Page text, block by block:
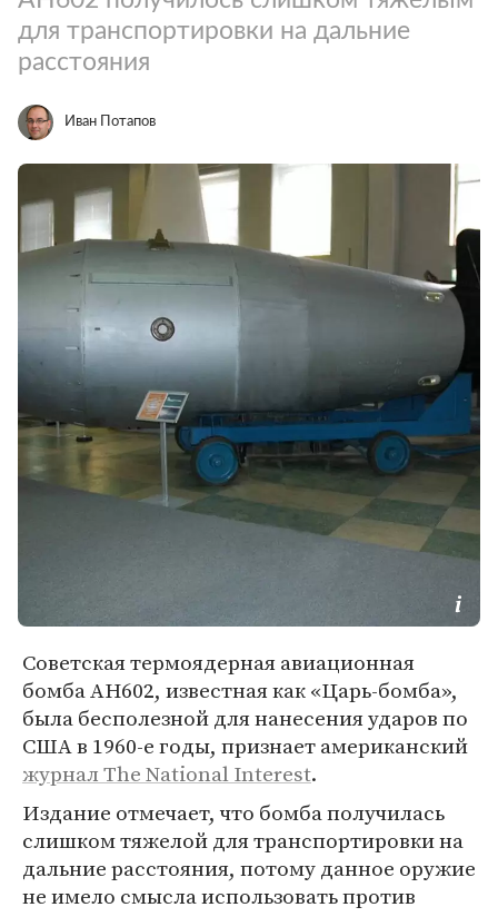
для транспортировки на дальние
расстояния
Иван Потапов
Советская термоядерная авиационная
бомба АН602, известная как «Царь-бомба»,
была бесполезной для нанесения ударов по
США в 1960-е годы, признает американский
журнал The National Interest.
Издание отмечает, что бомба получилась
слишком тяжелой для транспортировки на
дальние расстояния, потому данное оружие
не имело смысла использовать против